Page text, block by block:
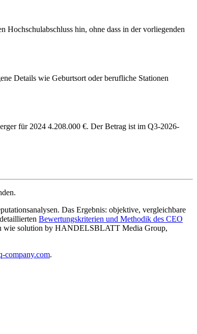
hin, ohne dass in der vorliegenden
Details wie Geburtsort oder berufliche Stationen
für 2024 4.208.000 €. Der Betrag ist im Q3-2026-
Das Ergebnis: objektive, vergleichbare
Bewertungskriterien und Methodik des CEO
wie solution by HANDELSBLATT Media Group,
company.com.